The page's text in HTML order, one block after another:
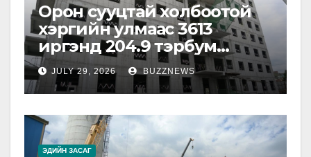
Орон сууцтай холбоотой
хэргийн улмаас 3613
иргэнд 204.9 тэрбум
төгрөгийн хохирол
учирчээ
JULY 29, 2026 BUZZNEWS
ЭДИЙН ЗАСАГ